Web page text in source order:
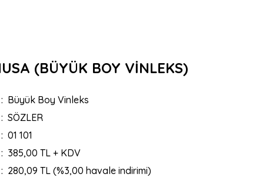
(BÜYÜK BOY VİNLEKS)
Büyük Boy Vinleks
SÖZLER
01 101
385,00 TL + KDV
280,09 TL (%3,00 havale indirimi)